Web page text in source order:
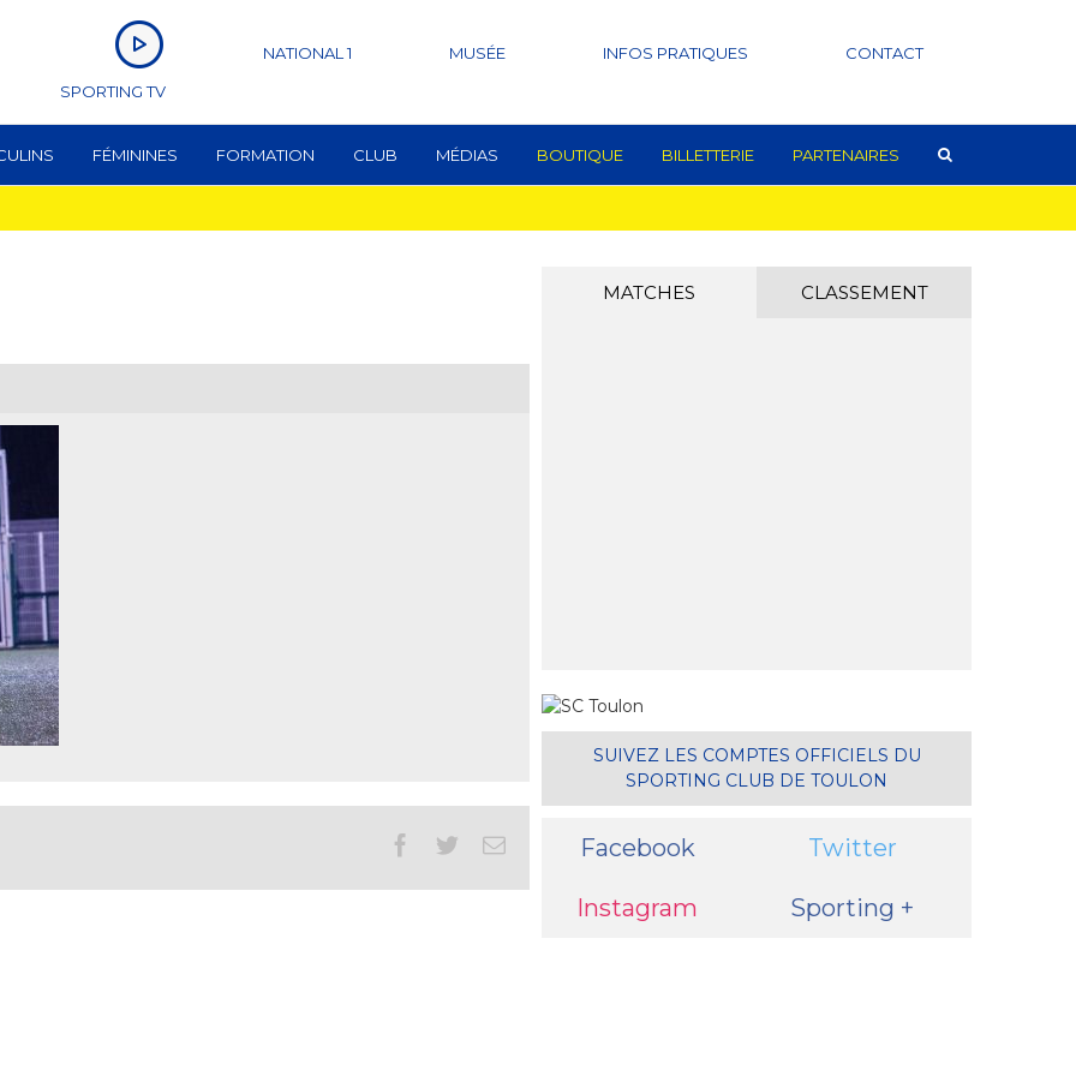
SPORTING TV
NATIONAL 1 MUSÉE INFOS PRATIQUES CONTACT
FÉMININES FORMATION CLUB MÉDIAS BOUTIQUE BILLETTERIE PARTENAIRES
Facebook
TwitterEmail
MATCHES CLASSEMENT
SUIVEZ LES COMPTES OFFICIELS DU
SPORTING CLUB DE TOULON
Facebook Twitter
Instagram Sporting +